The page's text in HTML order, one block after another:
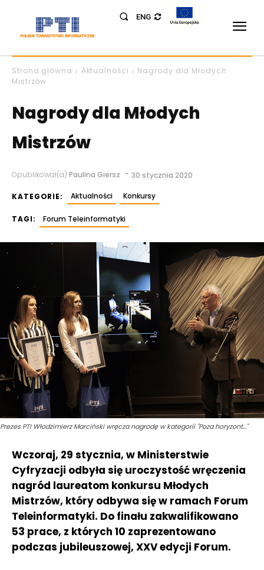
ENG
Strona główna Aktualności
Nagrody dla Młodych
Mistrzów
Nagrody dla Młodych
Mistrzów
Opublikował(a) Paulina Giersz - 30 stycznia 2020
KATEGORIE: Aktualności Konkursy
TAGI: Forum Teleinformatyki
Prezes PTI Włodzimierz Marciński wręcza nagrodę w kategorii "Poza horyzont..."
Wczoraj, 29 stycznia, w Ministerstwie
Cyfryzacji odbyła się uroczystość wręczenia
nagród laureatom konkursu Młodych
Mistrzów, który odbywa się w ramach Forum
Teleinformatyki. Do finału zakwalifikowano
53 prace, z których 10 zaprezentowano
podczas jubileuszowej, XXV edycji Forum.